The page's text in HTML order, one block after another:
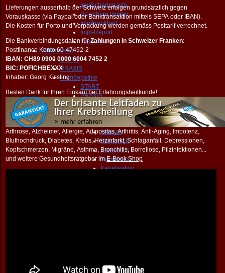
Impfschaden Info
Broschüre Impfen
Impfkrankheit
Impf-Report
Impf-Info
Behandlung
START
PRAXIS
Homöopathie
START
PRAXIS
Homöopathie
Anamnese
Methoden
Klinisch
Biologisch
Klassissch
Isopathisch
Kanalisation
Spagyrisch
Lieferungen ausserhalb der Schweiz erfolgen grundsätzlich gegen
Vorauskasse (via Paypal oder Banktransaktion mittels SEPA oder IBAN).
Die Kosten für Porto und Verpackung werden gemäss Posttarif verrechnet.
Die Bankverbindungsdaten fürZahlungen in Schweizer Franken:
Postfinance Konto 60-47452-2
IBAN: CH89 0900 0000 6004 7452 2
BIC: POFICHBEXXX
Inhaber: Georg Kissling
Besten Dank für Ihren Einkauf bei Erfahrungsheilkunde!
Arthrose, Alzheimer, Allergie, Adipositas, Arthritis, Anti-Aging, Impotenz,
Bluthochdruck, Diabetes, Krebs, Herzinfarkt, Schlaganfall, Depressionen,
Kopfschmerzen, Migräne, Asthma, Bronchitis, Borreliose, Pilzinfektionen...
und weitere Gesundheitsratgeber imE-Book Shop